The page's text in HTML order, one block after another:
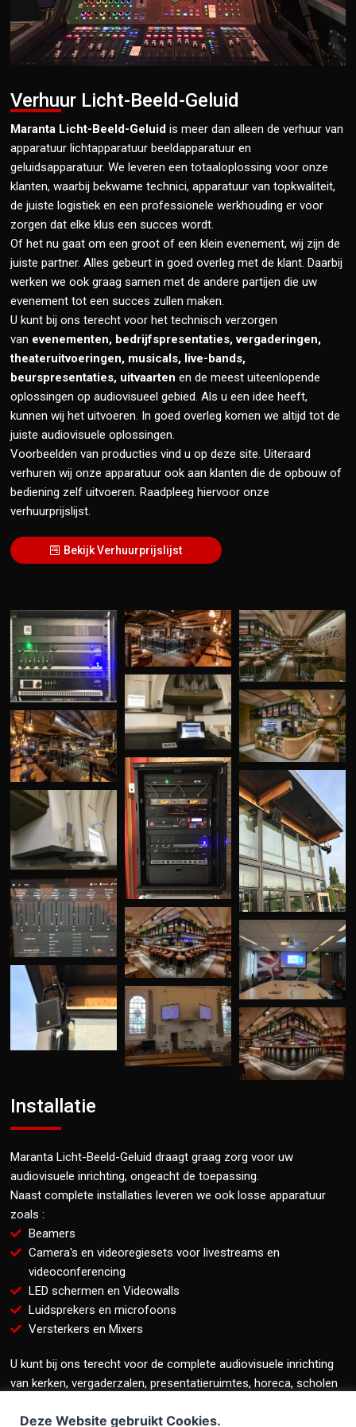
Verhuur Licht-Beeld-Geluid
Maranta Licht-Beeld-Geluid is meer dan alleen de verhuur van
apparatuur lichtapparatuur beeldapparatuur en
geluidsapparatuur. We leveren een totaaloplossing voor onze
klanten, waarbij bekwame technici, apparatuur van topkwaliteit,
de juiste logistiek en een professionele werkhouding er voor
zorgen dat elke klus een succes wordt.
Of het nu gaat om een groot of een klein evenement, wij zijn de
juiste partner. Alles gebeurt in goed overleg met de klant. Daarbij
werken we ook graag samen met de andere partijen die uw
evenement tot een succes zullen maken.
U kunt bij ons terecht voor het technisch verzorgen
van evenementen, bedrijfspresentaties, vergaderingen,
theateruitvoeringen, musicals, live-bands,
beurspresentaties, uitvaarten en de meest uiteenlopende
oplossingen op audiovisueel gebied. Als u een idee heeft,
kunnen wij het uitvoeren. In goed overleg komen we altijd tot de
juiste audiovisuele oplossingen.
Voorbeelden van producties vind u op deze site. Uiteraard
verhuren wij onze apparatuur ook aan klanten die de opbouw of
bediening zelf uitvoeren. Raadpleeg hiervoor onze
verhuurprijslijst.
Bekijk Verhuurprijslijst
Installatie
Maranta Licht-Beeld-Geluid draagt graag zorg voor uw
audiovisuele inrichting, ongeacht de toepassing.
Naast complete installaties leveren we ook losse apparatuur
zoals :
Beamers
Camera's en videoregiesets voor livestreams en
videoconferencing
LED schermen en Videowalls
Luidsprekers en microfoons
Versterkers en Mixers
U kunt bij ons terecht voor de complete audiovisuele inrichting
van kerken, vergaderzalen, presentatieruimtes, horeca, scholen
We leveren merkonafhankelijk, hanteren een snelle service, en
Deze Website gebruikt Cookies.